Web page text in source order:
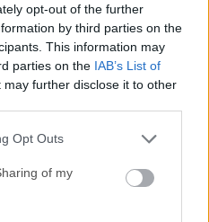
opt-out of the further
by third parties on the
This information may
parties on the IAB’s List of
may further disclose it to other
Opt Outs
of my
que desees compartir